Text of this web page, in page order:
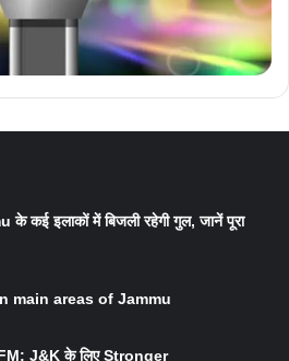
कई इलाकों में बिजली रहेगी गुल, जानें पूरा
main areas of Jammu
J&K के लिए Stronger